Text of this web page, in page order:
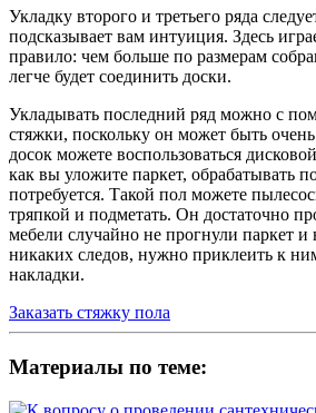
Укладку второго и третьего ряда
подсказывает вам интуиция. Здесь
правило: чем больше по размерам
легче будет соединить доски.
Укладывать последний ряд можно с
стяжки, поскольку он может быть
досок можете воспользоваться
как вы уложите паркет, обрабатывать
потребуется. Такой пол можете
тряпкой и подметать. Он достаточно
мебели случайно не прогнули паркет и
никаких следов, нужно приклеить к
накладки.
Заказать стяжку пола
Материалы по теме: